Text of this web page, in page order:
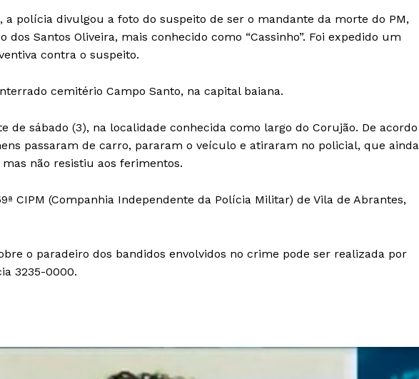
a polícia divulgou a foto do suspeito de ser o mandante da morte do PM,
dos Santos Oliveira, mais conhecido como “Cassinho”. Foi expedido um
contra o suspeito.
cemitério Campo Santo, na capital baiana.
de sábado (3), na localidade conhecida como largo do Corujão. De acordo
passaram de carro, pararam o veículo e atiraram no policial, que ainda
não resistiu aos ferimentos.
CIPM (Companhia Independente da Polícia Militar) de Vila de Abrantes,
o paradeiro dos bandidos envolvidos no crime pode ser realizada por
3235-0000.